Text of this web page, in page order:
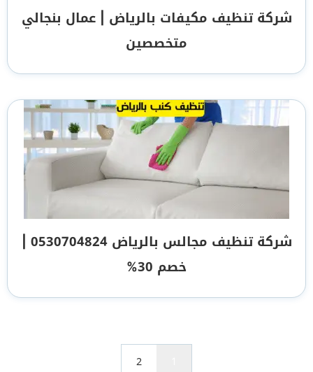
شركة تنظيف مكيفات بالرياض | عمال بنجالي
متخصصين
شركة تنظيف مجالس بالرياض 0530704824 |
خصم 30%
2